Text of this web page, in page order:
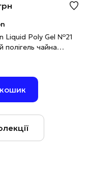
Liquid Poly Gel №21
полігель чайна